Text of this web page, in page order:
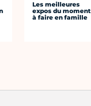
Les meilleures
expos du moment
à faire en famille